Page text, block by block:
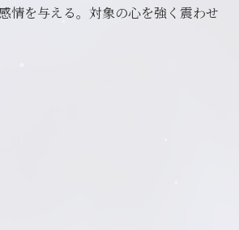
情を与える。対象の心を強く震わせ